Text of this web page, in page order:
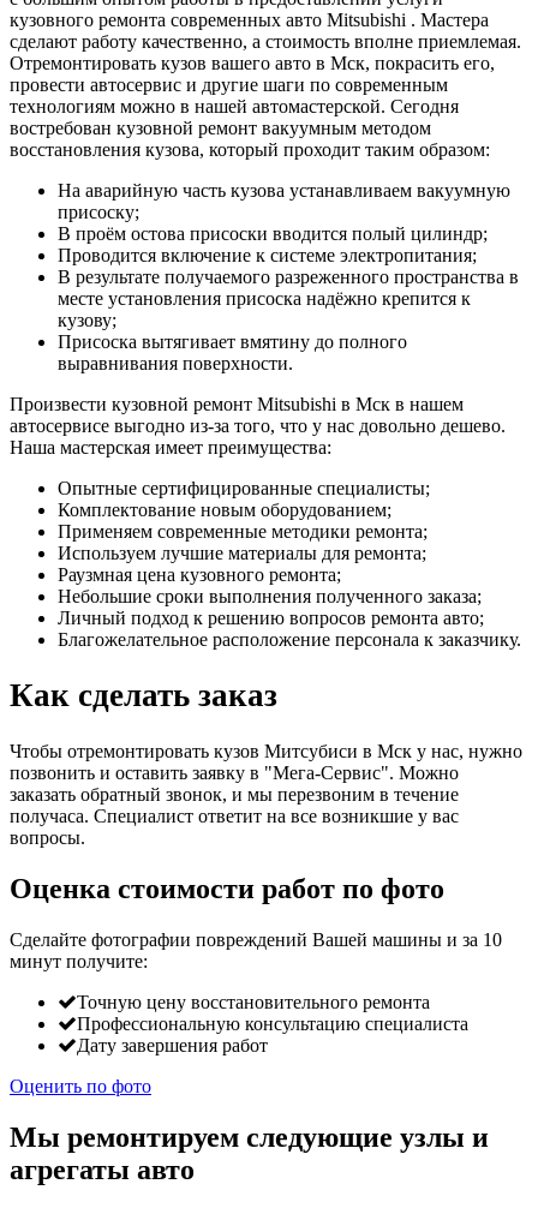
кузовного ремонта современных авто Mitsubishi . Мастера
сделают работу качественно, а стоимость вполне приемлемая.
Отремонтировать кузов вашего авто в Мск, покрасить его,
провести автосервис и другие шаги по современным
технологиям можно в нашей автомастерской. Сегодня
востребован кузовной ремонт вакуумным методом
восстановления кузова, который проходит таким образом:
На аварийную часть кузова устанавливаем вакуумную
присоску;
В проём остова присоски вводится полый цилиндр;
Проводится включение к системе электропитания;
В результате получаемого разреженного пространства в
месте установления присоска надёжно крепится к
кузову;
Присоска вытягивает вмятину до полного
выравнивания поверхности.
Произвести кузовной ремонт Mitsubishi в Мск в нашем
автосервисе выгодно из-за того, что у нас довольно дешево.
Наша мастерская имеет преимущества:
Опытные сертифицированные специалисты;
Комплектование новым оборудованием;
Применяем современные методики ремонта;
Используем лучшие материалы для ремонта;
Раузмная цена кузовного ремонта;
Небольшие сроки выполнения полученного заказа;
Личный подход к решению вопросов ремонта авто;
Благожелательное расположение персонала к заказчику.
Как сделать заказ
Чтобы отремонтировать кузов Митсубиси в Мск у нас, нужно
позвонить и оставить заявку в "Мега-Сервис". Можно
заказать обратный звонок, и мы перезвоним в течение
получаса. Специалист ответит на все возникшие у вас
вопросы.
Оценка стоимости работ по фото
Сделайте фотографии повреждений Вашей машины и за 10
минут получите:
Точную цену восстановительного ремонта
Профессиональную консультацию специалиста
Дату завершения работ
Оценить по фото
Мы ремонтируем следующие узлы и
агрегаты авто